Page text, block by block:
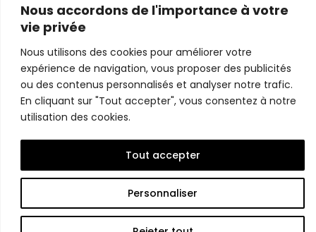
Nous accordons de l'importance à votre
vie privée
Nous utilisons des cookies pour améliorer votre
expérience de navigation, vous proposer des publicités
ou des contenus personnalisés et analyser notre trafic.
En cliquant sur "Tout accepter", vous consentez à notre
utilisation des cookies.
Personnaliser
Tout accepter
Abstrait
Politique du magasin
Copyright © 2026 Belart Gallery | Powered by Carre agency